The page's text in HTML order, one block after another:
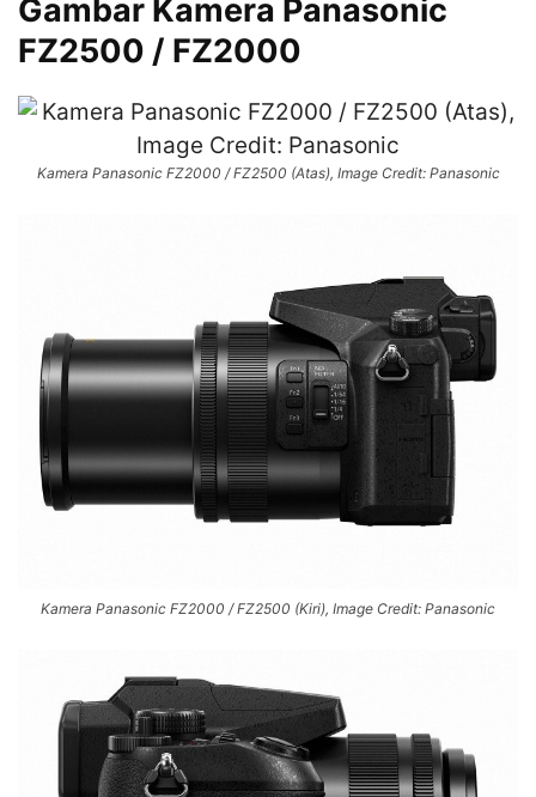
Gambar Kamera Panasonic
FZ2500 / FZ2000
Kamera Panasonic FZ2000 / FZ2500 (Atas), Image Credit: Panasonic
Kamera Panasonic FZ2000 / FZ2500 (Kiri), Image Credit: Panasonic